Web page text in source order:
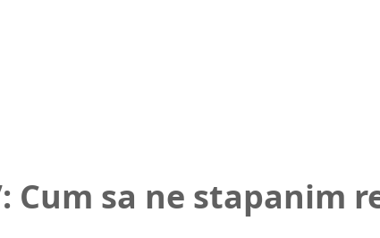
Cum sa ne stapanim